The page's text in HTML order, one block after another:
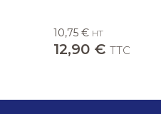
10,75 € HT
12,90 € TTC